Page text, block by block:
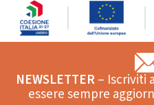
NEWSLETTER– Iscriviti
essere sempre